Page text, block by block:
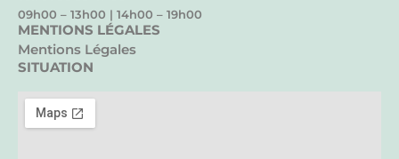
09h00 – 13h00 | 14h00 – 19h00
MENTIONS LÉGALES
Mentions Légales
SITUATION